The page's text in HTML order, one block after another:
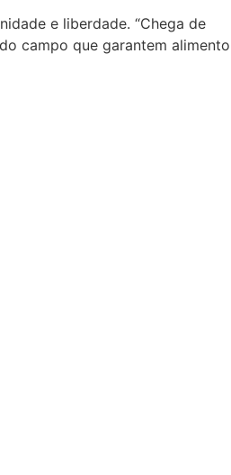
e liberdade. “Chega de
campo que garantem alimento